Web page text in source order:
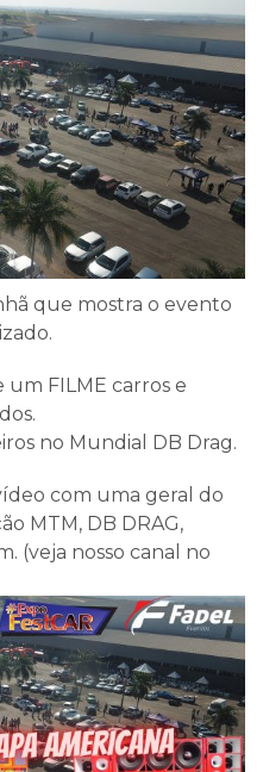
que mostra o evento
FILME carros e
no Mundial DB Drag.
com uma geral do
MTM, DB DRAG,
(veja nosso canal no